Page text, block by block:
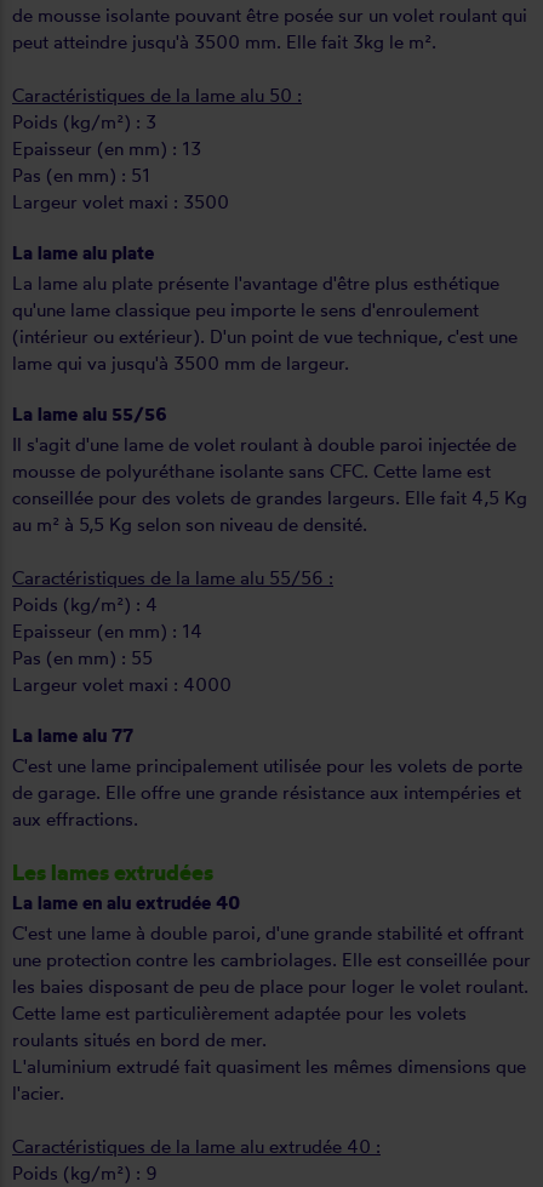
de mousse isolante pouvant être posée sur un volet roulant qui
peut atteindre jusqu'à 3500 mm. Elle fait 3kg le m².
Caractéristiques de la lame alu 50 :
Poids (kg/m²) : 3
Epaisseur (en mm) : 13
Pas (en mm) : 51
Largeur volet maxi : 3500
La lame alu plate
La lame alu plate présente l'avantage d'être plus esthétique
qu'une lame classique peu importe le sens d'enroulement
(intérieur ou extérieur). D'un point de vue technique, c'est une
lame qui va jusqu'à 3500 mm de largeur.
La lame alu 55/56
Il s'agit d'une lame de volet roulant à double paroi injectée de
mousse de polyuréthane isolante sans CFC. Cette lame est
conseillée pour des volets de grandes largeurs. Elle fait 4,5 Kg
au m² à 5,5 Kg selon son niveau de densité.
Caractéristiques de la lame alu 55/56 :
Poids (kg/m²) : 4
Epaisseur (en mm) : 14
Pas (en mm) : 55
Largeur volet maxi : 4000
La lame alu 77
C'est une lame principalement utilisée pour les volets de porte
de garage. Elle offre une grande résistance aux intempéries et
aux effractions.
Les lames extrudées
La lame en alu extrudée 40
C'est une lame à double paroi, d'une grande stabilité et offrant
une protection contre les cambriolages. Elle est conseillée pour
les baies disposant de peu de place pour loger le volet roulant.
Cette lame est particulièrement adaptée pour les volets
roulants situés en bord de mer.
L'aluminium extrudé fait quasiment les mêmes dimensions que
l'acier.
Caractéristiques de la lame alu extrudée 40 :
Poids (kg/m²) : 9